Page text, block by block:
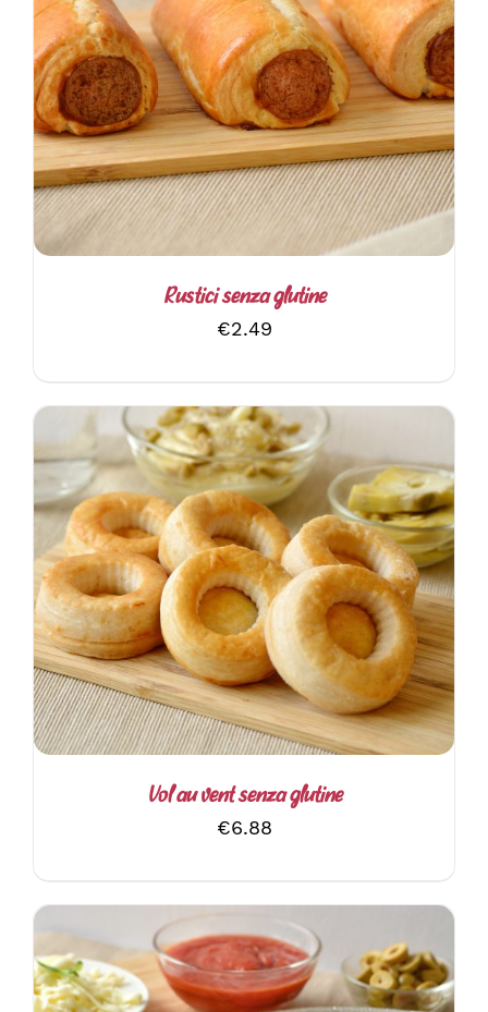
AGGIUNGI AL CARRELLO / DETTAGLI
Rustici senza glutine
€2.49
AGGIUNGI AL CARRELLO / DETTAGLI
Vol au vent senza glutine
€6.88